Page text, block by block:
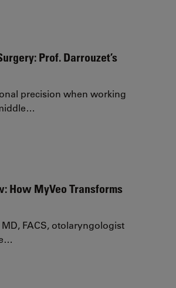
Prof. Darrouzet’s
precision when working
How MyVeo Transforms
FACS, otolaryngologist